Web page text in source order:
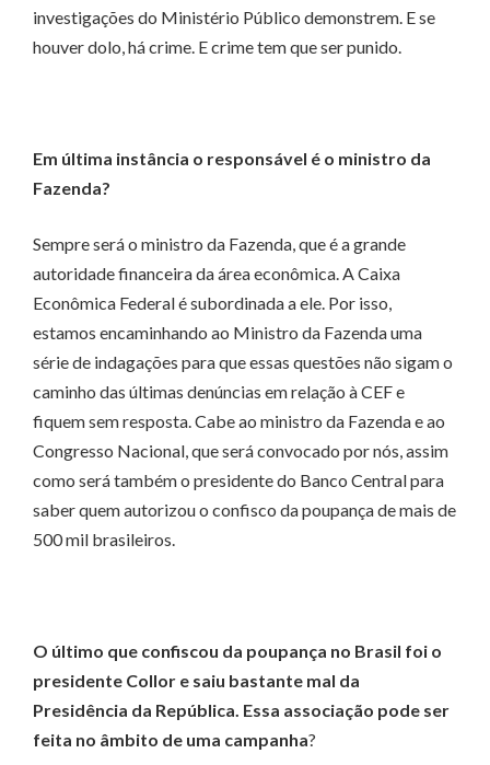
investigações do Ministério Público demonstrem. E se
houver dolo, há crime. E crime tem que ser punido.
Em última instância o responsável é o ministro da
Fazenda?
Sempre será o ministro da Fazenda, que é a grande
autoridade financeira da área econômica. A Caixa
Econômica Federal é subordinada a ele. Por isso,
estamos encaminhando ao Ministro da Fazenda uma
série de indagações para que essas questões não sigam o
caminho das últimas denúncias em relação à CEF e
fiquem sem resposta. Cabe ao ministro da Fazenda e ao
Congresso Nacional, que será convocado por nós, assim
como será também o presidente do Banco Central para
saber quem autorizou o confisco da poupança de mais de
500 mil brasileiros.
O último que confiscou da poupança no Brasil foi o
presidente Collor e saiu bastante mal da
Presidência da República. Essa associação pode ser
feita no âmbito de uma campanha?